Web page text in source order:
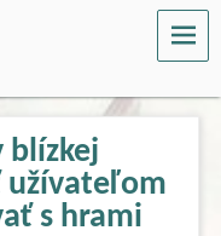
blízkej
užívateľom
s hrami